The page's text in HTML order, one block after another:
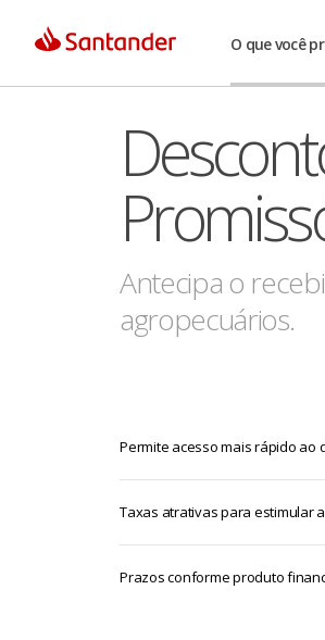
O que você
Antecipa o
agropecuários.
Permite acesso mais rápido
Taxas atrativas para estimular
Prazos conforme produto